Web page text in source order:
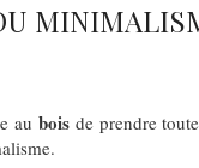
au boisde prendre